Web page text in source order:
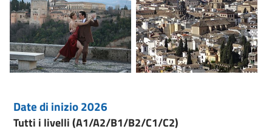
Date di inizio 2026
Tutti i livelli (A1/A2/B1/B2/C1/C2)